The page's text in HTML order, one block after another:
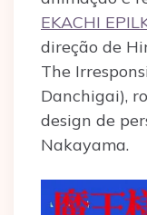
EKACHI
direção de
The
Danchigai),
design de
Nakayama.